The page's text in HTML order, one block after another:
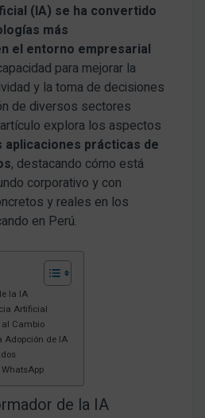
(IA) se ha convertido
más
el entorno empresarial
para mejorar la
y la toma de decisiones
de diversos sectores
explora los aspectos
aplicaciones prácticas de
, destacando cómo está
corporativo y con
y reales en los
en Perú.
la IA
Artificial
Cambio
Adopción de IA
de la IA